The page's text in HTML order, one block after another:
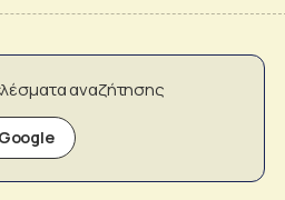
αναζήτησης